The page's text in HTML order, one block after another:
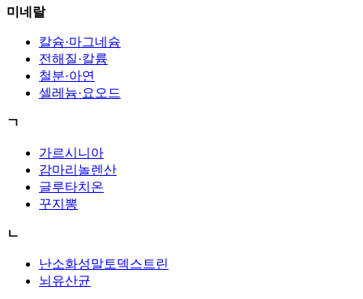
미네랄
칼슘·마그네슘
전해질·칼륨
철분·아연
셀레늄·요오드
ㄱ
가르시니아
감마리놀렌산
글루타치온
꾸지뽕
ㄴ
난소화성말토덱스트린
뇌유산균